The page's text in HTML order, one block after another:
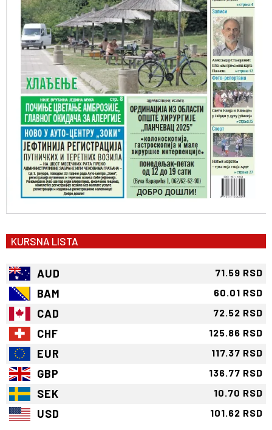
KURSNA LISTA
AUD 71.59 RSD
BAM 60.01 RSD
CAD 72.52 RSD
CHF 125.86 RSD
EUR 117.37 RSD
GBP 136.77 RSD
SEK 10.70 RSD
USD 101.62 RSD